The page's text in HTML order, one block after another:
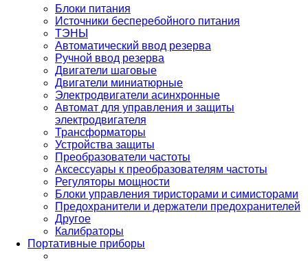
Блоки питания
Источники бесперебойного питания
ТЭНЫ
Автоматический ввод резерва
Ручной ввод резерва
Двигатели шаговые
Двигатели миниатюрные
Электродвигатели асинхронные
Автомат для управления и защиты
электродвигателя
Трансформаторы
Устройства защиты
Преобразователи частоты
Аксессуары к преобразователям частоты
Регуляторы мощности
Блоки управления тиристорами и симисторами
Предохранители и держатели предохранителей
Другое
Калибраторы
Портативные приборы